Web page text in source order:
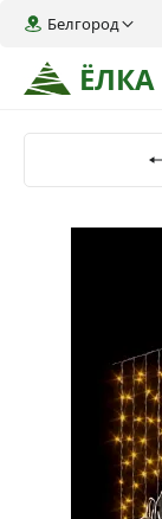
ЁЛКА
Белгород